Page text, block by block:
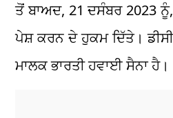
ਤੋਂ ਬਾਅਦ, 21 ਦਸੰਬਰ 2023
ਪੇਸ਼ ਕਰਨ ਦੇ ਹੁਕਮ ਦਿੱਤੇ।
ਮਾਲਕ ਭਾਰਤੀ ਹਵਾਈ ਸੈਨਾ ਹੈ।